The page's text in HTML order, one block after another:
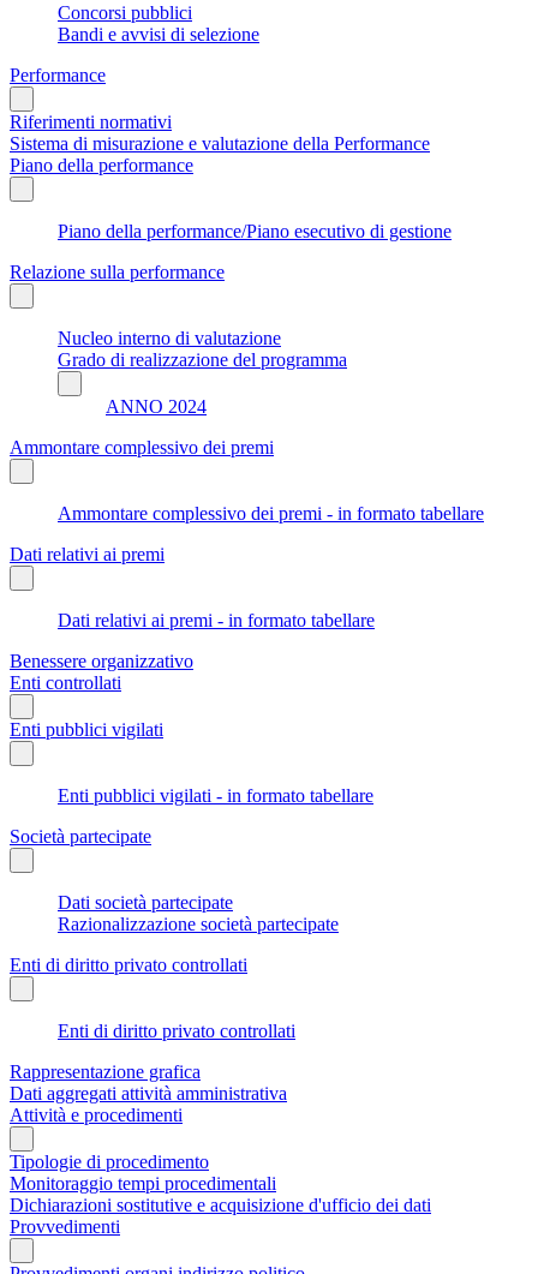
Concorsi pubblici
Bandi e avvisi di selezione
Performance
Riferimenti normativi
Sistema di misurazione e valutazione della Performance
Piano della performance
Piano della performance/Piano esecutivo di gestione
Relazione sulla performance
Nucleo interno di valutazione
Grado di realizzazione del programma
ANNO 2024
Ammontare complessivo dei premi
Ammontare complessivo dei premi - in formato tabellare
Dati relativi ai premi
Dati relativi ai premi - in formato tabellare
Benessere organizzativo
Enti controllati
Enti pubblici vigilati
Enti pubblici vigilati - in formato tabellare
Società partecipate
Dati società partecipate
Razionalizzazione società partecipate
Enti di diritto privato controllati
Enti di diritto privato controllati
Rappresentazione grafica
Dati aggregati attività amministrativa
Attività e procedimenti
Tipologie di procedimento
Monitoraggio tempi procedimentali
Dichiarazioni sostitutive e acquisizione d'ufficio dei dati
Provvedimenti